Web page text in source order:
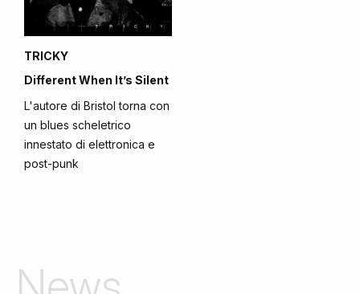
TRICKY
Different When It’s Silent
L'autore di Bristol torna con
un blues scheletrico
innestato di elettronica e
post-punk